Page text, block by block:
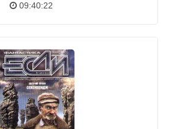
09:40:22